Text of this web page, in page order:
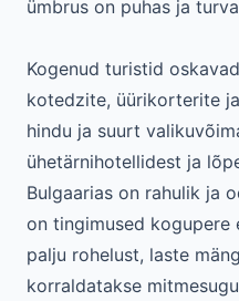
ümbrus on puhas ja
Kogenud turistid
kotedzite, üürikorterite
hindu ja suurt
ühetärnihotellidest ja
Bulgaarias on rahulik ja
on tingimused
palju rohelust, laste
korraldatakse